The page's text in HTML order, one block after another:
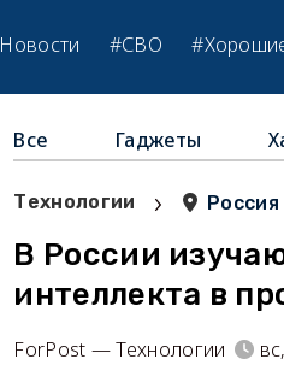
Новости #СВО
Все Гаджеты
Технологии › Россия
В России
интеллекта в
ForPost — Технологии